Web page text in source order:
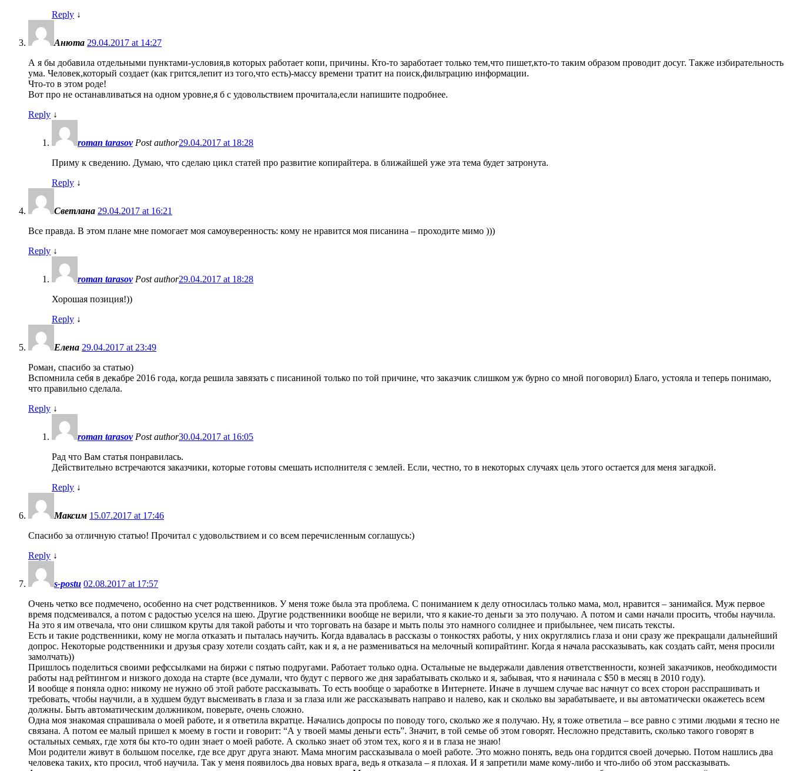
Reply ↓
Анюта 29.04.2017 at 14:27
А я бы добавила отдельными пунктами-условия,в которых работает копи, причины. Кто-то заработает только тем,что пишет,кто-то таким образом проводит досуг. Также избирательность
ума. Человек,который создает (как грится,лепит из того,что есть)-массу времени тратит на поиск,фильтрацию информации.
Что-то в этом роде!
Вот про не останавливаться на одном уровне,я б с удовольствием прочитала,если напишите подробнее.
Reply ↓
roman tarasov Post author29.04.2017 at 18:28
Приму к сведению. Думаю, что сделаю цикл статей про развитие копирайтера. в ближайшей уже эта тема будет затронута.
Reply ↓
Светлана 29.04.2017 at 16:21
Все правда. В этом плане мне помогает моя самоуверенность: кому не нравится моя писанина – проходите мимо )))
Reply ↓
roman tarasov Post author29.04.2017 at 18:28
Хорошая позиция!))
Reply ↓
Елена 29.04.2017 at 23:49
Роман, спасибо за статью)
Вспомнила себя в декабре 2016 года, когда решила завязать с писаниной только по той причине, что заказчик слишком уж бурно со мной поговорил) Благо, устояла и теперь понимаю,
что правильно сделала.
Reply ↓
roman tarasov Post author30.04.2017 at 16:05
Рад что Вам статья понравилась.
Действительно встречаются заказчики, которые готовы смешать исполнителя с землей. Если, честно, то в некоторых случаях цель этого остается для меня загадкой.
Reply ↓
Максим 15.07.2017 at 17:46
Спасибо за отличную статью! Прочитал с удовольствием и со всем перечисленным соглашусь:)
Reply ↓
s-postu 02.08.2017 at 17:57
Очень четко все подмечено, особенно на счет родственников. У меня тоже была эта проблема. С пониманием к делу относилась только мама, мол, нравится – занимайся. Муж первое
время подсмеивался, а потом с радостью уселся на шею. Другие родственники вообще не верили, что я какие-то деньги за это получаю. А потом и сами начали просить, чтобы научила.
На это я им отвечала, что они слишком круты для такой работы и что торговать на базаре и мыть полы это намного солиднее и прибыльнее, чем писать тексты.
Есть и такие родственники, кому не могла отказать и пыталась научить. Когда вдавалась в рассказы о тонкостях работы, у них округлялись глаза и они сразу же прекращали дальнейший
допрос. Некоторые родственники и друзья сразу хотели создать сайт, как и я, а не размениваться на мелочный копирайтинг. Когда я начала рассказывать, как создать сайт, меня просили
замолчать))
Пришлось поделиться своими рефссылками на биржи с пятью подругами. Работает только одна. Остальные не выдержали давления ответственности, козней заказчиков, необходимости
работы над рейтингом и низкого дохода на старте (все думали, что будут с первого же дня зарабатывать сколько и я, забывая, что я начинала с $50 в месяц в 2010 году).
И вообще я поняла одно: никому не нужно об этой работе рассказывать. То есть вообще о заработке в Интернете. Иначе в лучшем случае вас начнут со всех сторон расспрашивать и
требовать, чтобы научили, а в худшем будут высмеивать в глаза и за глаза или же рассказывать направо и налево, как и сколько вы зарабатываете, и вы автоматически окажетесь всем
должны. Быть автоматическим должником, поверьте, очень сложно.
Одна моя знакомая спрашивала о моей работе, и я ответила вкратце. Начались допросы по поводу того, сколько же я получаю. Ну, я тоже ответила – все равно с этими людьми я тесно не
связана. А потом ее малый пришел к моему в гости и говорит: “А у твоей мамы деньги есть”. Значит, в той семье об этом говорят. Несложно представить, сколько такого говорят в
остальных семьях, где хотя бы кто-то один знает о моей работе. А сколько знает об этом тех, кого я и в глаза не знаю!
Мои родители живут в большом поселке, где все друг друга знают. Мама многим рассказывала о моей работе. Это можно понять, ведь она гордится своей дочерью. Потом нашлись два
человека таких, кто просил, чтоб научила. Так у меня появилось два новых врага, ведь я отказала – я плохая. И я запретили маме кому-либо и что-либо об этом рассказывать.